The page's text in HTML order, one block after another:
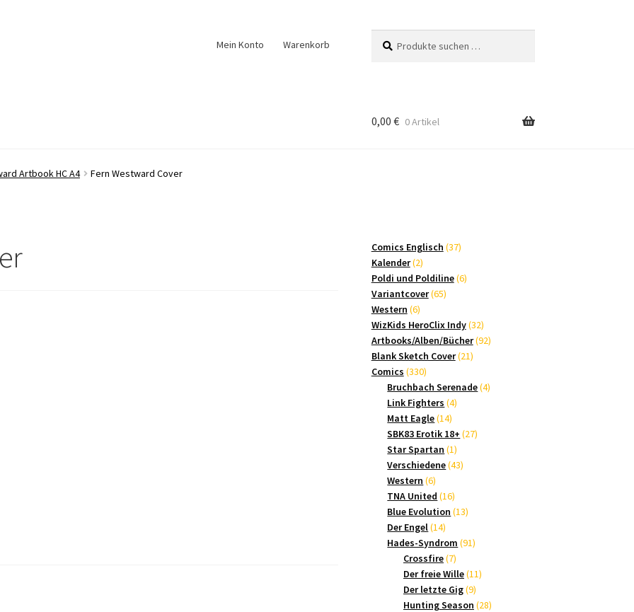
Mein Konto Warenkorb
nach:
0,00 € 0 Artikel
Artbook HC A4 Fern Westward Cover
Comics Englisch 3737
Kalender 22
Produkte
Poldi und Poldiline 66
Variantcover 6565
Western 66
Produkte
WizKids HeroClix Indy 3232
Produkte
Artbooks/Alben/Bücher 9292
Blank Sketch Cover 2121
Comics 330330
Produkte
Bruchbach Serenade 44
Link Fighters 44
Matt Eagle 1414
Produkte
SBK83 Erotik 18+ 2727
Star Spartan 11
Produkt
Verschiedene 4343
Western 66
Produkte
TNA United 1616
Produkte
Blue Evolution 1313
Der Engel 1414
Produkte
Hades-Syndrom 9191
Crossfire 77
Produkte
Der freie Wille 1111
Der letzte Gig 99
Produkte
Hunting Season 2828